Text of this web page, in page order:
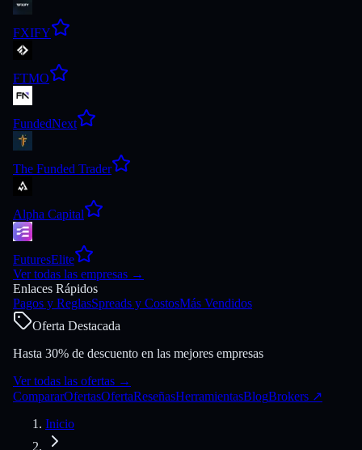
FXIFY
FTMO
FundedNext
The Funded Trader
Alpha Capital
FuturesElite
Ver todas las empresas →
Enlaces Rápidos
Pagos y ReglasSpreads y CostosMás Vendidos
Oferta Destacada
Hasta 30% de descuento en las mejores empresas
Ver todas las ofertas →
CompararOfertasOfertaReseñasHerramientasBlogBrokers ↗
Inicio